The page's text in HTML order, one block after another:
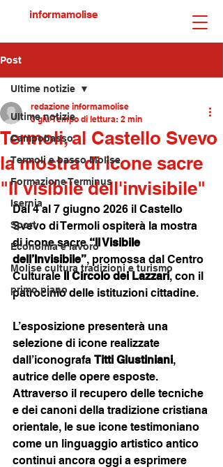
informamolise
Post
Ultime notizie
Campobasso
Termoli e basso Molise
Formazione Terminus
Isernia
Sport
Economia e lavoro
Molise cultura tradizioni e turismo
primo piano
Ultime notizie
Termoli, al Castello Svevo
la mostra di icone sacre
"Il visibile dell'invisibile"
redazione informamolise
3 giu Tempo di lettura: 2 min
Dal 4 al 7 giugno 2026 il Castello
Svevo di Termoli ospiterà la mostra
di icone sacre “Il Visibile
dell’Invisibile”, promossa dal Centro
Culturale Il Circolo dei Lazzari, con il
patrocinio delle istituzioni cittadine.
L’esposizione presenterà una
selezione di icone realizzate
dall’iconografa Titti Giustiniani,
autrice delle opere esposte.
Attraverso il recupero delle tecniche
e dei canoni della tradizione cristiana
orientale, le sue icone testimoniano
come un linguaggio artistico antico
continui ancora oggi a esprimere